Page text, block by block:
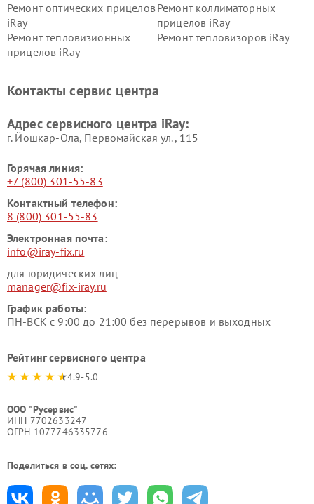
Ремонт оптических прицелов
iRay
Ремонт коллиматорных
прицелов iRay
Ремонт тепловизионных
прицелов iRay
Ремонт тепловизоров iRay
Контакты сервис центра
Адрес сервисного центра iRay:
г. Йошкар-Ола, Первомайская ул., 115
Горячая линия:
+7 (800) 301-55-83
Контактный телефон:
8 (800) 301-55-83
Электронная почта:
info@iray-fix.ru
для юридических лиц
manager@fix-iray.ru
График работы:
ПН-ВСК с 9:00 до 21:00 без перерывов и выходных
Рейтинг сервисного центра
4.9-5.0
ООО "Русервис"
ИНН 7702633247
ОГРН 1077746335776
Поделиться в соц. сетях: